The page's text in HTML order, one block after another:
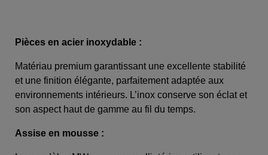
Pièces en acier inoxydable :
Matériau premium garantissant une excellente stabilité
et une finition élégante, parfaitement adaptée aux
environnements intérieurs. L’inox conserve son éclat et
son aspect haut de gamme au fil du temps.
Assise en mousse :